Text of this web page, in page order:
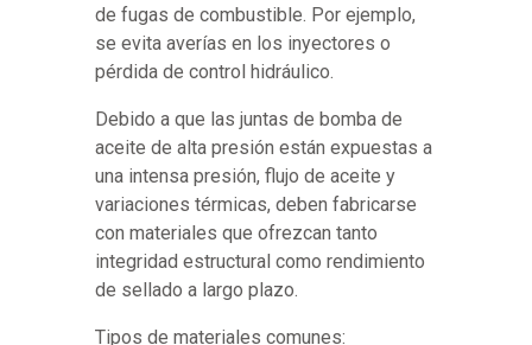
de fugas de combustible. Por ejemplo,
se evita averías en los inyectores o
pérdida de control hidráulico.
Debido a que las juntas de bomba de
aceite de alta presión están expuestas a
una intensa presión, flujo de aceite y
variaciones térmicas, deben fabricarse
con materiales que ofrezcan tanto
integridad estructural como rendimiento
de sellado a largo plazo.
Tipos de materiales comunes: